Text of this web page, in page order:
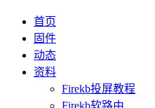
首页
固件
动态
资料
Firekb投屏教程
Firekb软路由